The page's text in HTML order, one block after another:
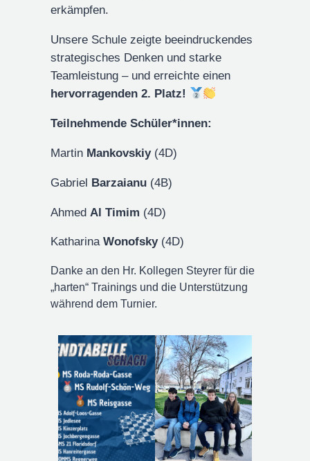
erkämpfen.
Unsere Schule zeigte beeindruckendes
strategisches Denken und starke
Teamleistung – und erreichte einen
hervorragenden 2. Platz!
Teilnehmende Schüler*innen:
Martin Mankovskiy(4D)
Gabriel Barzaianu(4B)
Ahmed Al Timim (4D)
Katharina Wonofsky(4D)
Danke an den Hr. Kollegen Steyrer für die
„harten“ Trainings und die Unterstützung
während dem Turnier.